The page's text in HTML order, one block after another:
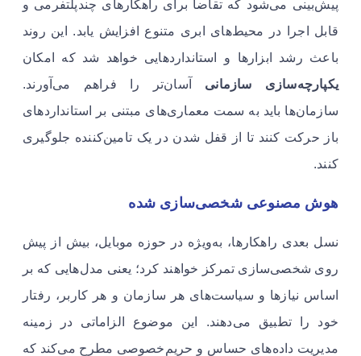
پیش‌بینی می‌شود که تقاضا برای راهکارهای چندپلتفرمی و
قابل اجرا در محیط‌های ابری متنوع افزایش یابد. این روند
باعث رشد ابزارها و استانداردهایی خواهد شد که امکان
یکپارچه‌سازی سازمانی آسان‌تر را فراهم می‌آورند.
سازمان‌ها باید به سمت معماری‌های مبتنی بر استانداردهای
باز حرکت کنند تا از قفل شدن در یک تامین‌کننده جلوگیری
کنند.
هوش مصنوعی شخصی‌سازی شده
نسل بعدی راهکارها، به‌ویژه در حوزه موبایل، بیش از پیش
روی شخصی‌سازی تمرکز خواهند کرد؛ یعنی مدل‌هایی که بر
اساس نیازها و سیاست‌های هر سازمان و هر کاربر، رفتار
خود را تطبیق می‌دهند. این موضوع الزاماتی در زمینه
مدیریت داده‌های حساس و حریم‌خصوصی مطرح می‌کند که